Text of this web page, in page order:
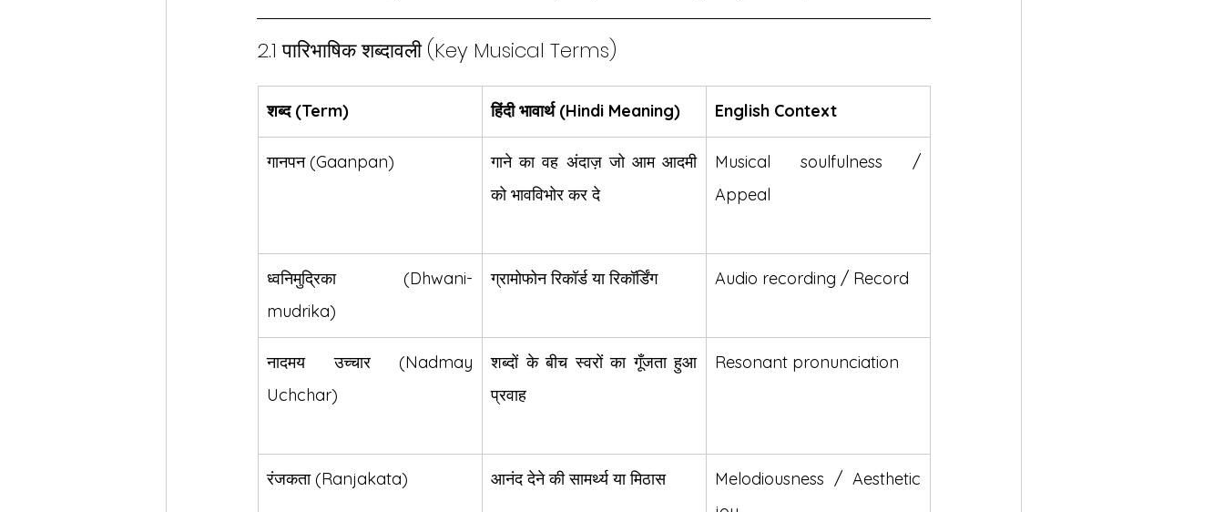
2.1 पारिभाषिक शब्दावली (Key Musical Terms)
शब्द (Term) हिंदी भावार्थ (Hindi Meaning) English Context
गानपन (Gaanpan)
गाने का वह अंदाज़ जो आम आदमी
को भावविभोर कर दे
Musical soulfulness /
Appeal
ध्वनिमुद्रिका (Dhwani-
mudrika)
ग्रामोफोन रिकॉर्ड या रिकॉर्डिंग Audio recording / Record
नादमय उच्चार (Nadmay
Uchchar)
शब्दों के बीच स्वरों का गूँजता हुआ
प्रवाह
Resonant pronunciation
रंजकता (Ranjakata) आनंद देने की सामर्थ्य या मिठास
Melodiousness / Aesthetic